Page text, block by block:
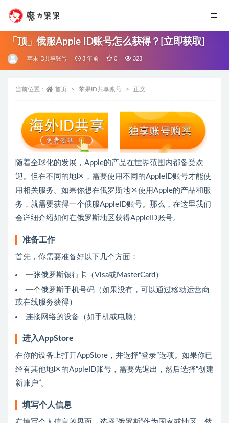
「顶」俄服Apple ID账号怎么获得？[立即获取]
苹果ID共享账号 3 年前 0 323
当前位置： 首页 苹果ID共享账号 正文
随着全球化的发展，Apple的产品在世界范围内都备受欢
迎。但在不同的地区，需要使用不同的AppleID账号才能使
用相关服务。如果你想在俄罗斯地区使用Apple的产品和服
务，就需要获得一个俄服AppleID账号。那么，在这里我们
会详细介绍如何在俄罗斯地区获得AppleID账号。
准备工作
首先，你需要准备好以下几个方面：
一张俄罗斯银行卡（Visa或MasterCard）
一个俄罗斯手机号码（如果没有，可以通过移动运营商
或在线服务获得）
连接网络的设备（如手机或电脑）
进入AppStore
在你的设备上打开AppStore，并选择“登录”选项。如果你已
经有其他地区的AppleID账号，需要先退出，然后选择“创建
新账户”。
填写个人信息